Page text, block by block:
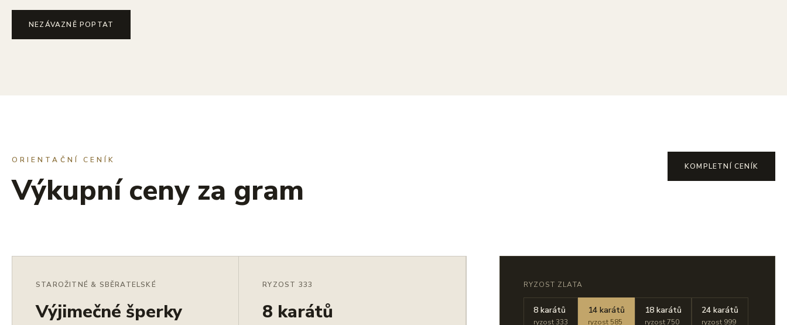
NEZÁVAZNĚ POPTAT
ORIENTAČNÍ CENÍK
Výkupní ceny za gram
KOMPLETNÍ CENÍK
STAROŽITNÉ & SBĚRATELSKÉ
Výjimečné šperky
RYZOST 333
8 karátů
RYZOST ZLATA
8 karátů
ryzost 333
14 karátů
ryzost 585
18 karátů
ryzost 750
24 karátů
ryzost 999